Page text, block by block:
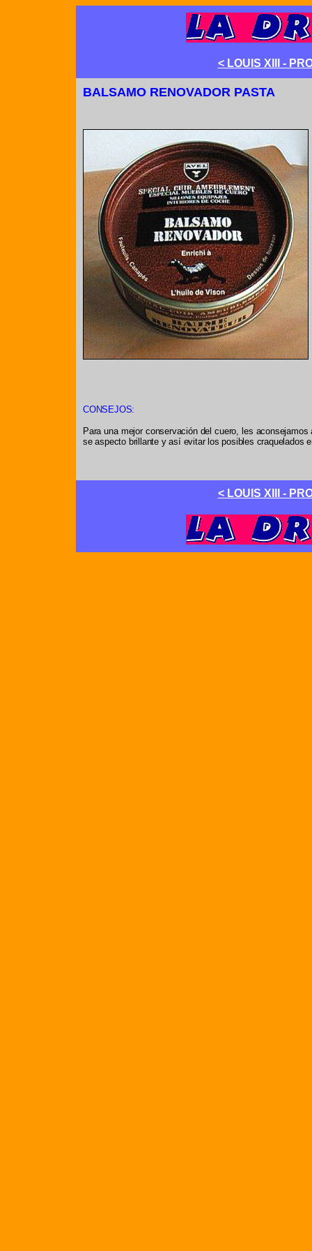
< LOUIS XIII -
BALSAMO RENOVADOR PASTA
CONSEJOS:
Para una mejor conservación del cuero, les
se aspecto brillante y así evitar los posibles craquelados
< LOUIS XIII -